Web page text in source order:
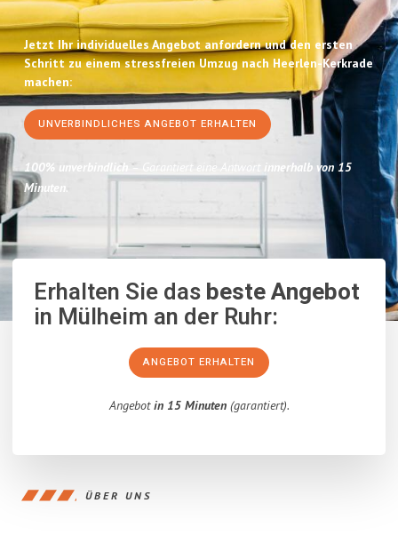
Jetzt Ihr individuelles Angebot anfordern und den ersten
Schritt zu einem stressfreien Umzug nach Heerlen-Kerkrade
machen:
UNVERBINDLICHES ANGEBOT ERHALTEN
100% unverbindlich – Garantiert eine Antwort
innerhalb von 15
Minuten.
Erhalten Sie dasbeste Angebot
in Mülheim an der Ruhr:
ANGEBOT ERHALTEN
Angebotin 15 Minuten(garantiert).
ÜBER UNS